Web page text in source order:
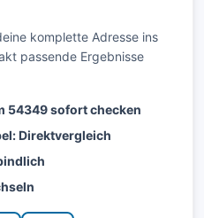
komplette Adresse ins
passende Ergebnisse
54349 sofort checken
Direktvergleich